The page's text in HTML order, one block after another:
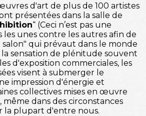
d'art de plus de 100 artistes
présentées dans la salle de
“ (Ceci n’est pas une
les unes contre les autres afin de
qui prévaut dans le monde
sensation de plénitude souvent
d'exposition commerciales, les
visent à submerger le
impression d'énergie et
collectives mises en œuvre
dans des circonstances
la plupart d'entre nous.